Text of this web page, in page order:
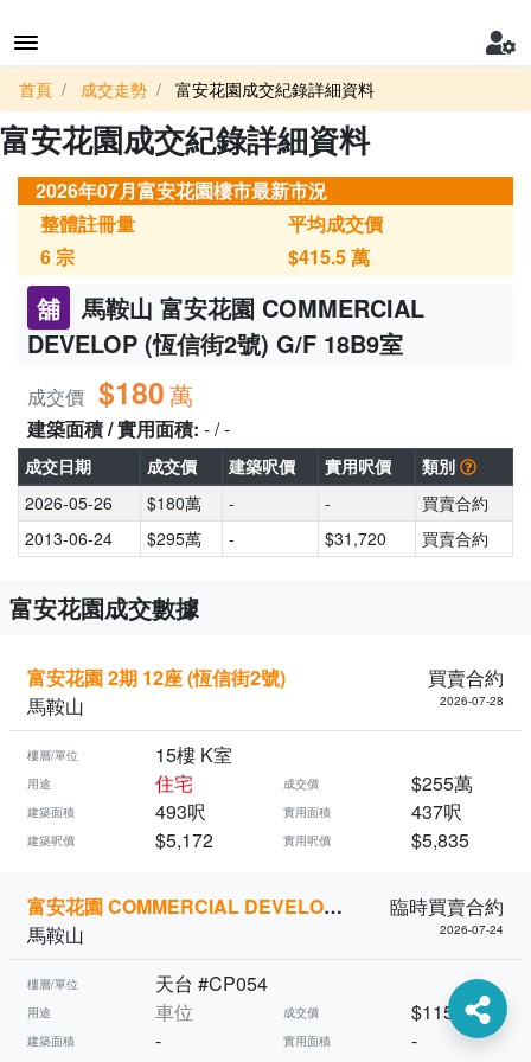
首頁 成交走勢 富安花園成交紀錄詳細資料
富安花園成交紀錄詳細資料
2026年07月富安花園樓市最新市況
整體註冊量
6宗
平均成交價
$415.5萬
舖
馬鞍山 富安花園 COMMERCIAL
DEVELOP (恆信街2號) G/F 18B9室
成交價 $180萬
建築面積 / 實用面積: - / -
成交日期 成交價 建築呎價 實用呎價
類別
2026-05-26
$180萬 - -
買賣合約
2013-06-24
$295萬 - $31,720 買賣合約
富安花園成交數據
富安花園 2期 12座 (恆信街2號)
買賣合約
馬鞍山
2026-07-28
樓層/單位 15樓 K室
用途 住宅 成交價 $255萬
建築面積 493呎 實用面積 437呎
建築呎價 $5,172 實用呎價 $5,835
富安花園 COMMERCIAL DEVELOP (恆信街2號)
臨時買賣合約
馬鞍山
2026-07-24
樓層/單位 天台 #CP054
用途 車位 成交價 $115萬
建築面積 - 實用面積 -